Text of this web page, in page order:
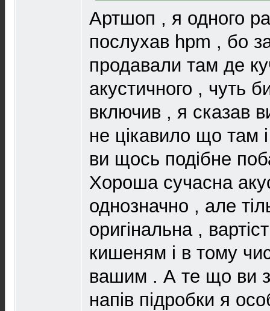
Артшоп , я одного
послухав hpm , бо
продавали там де
акустичного , чуть
включив , я сказав
не цікавило що там
ви щось подібне
Хороша сучасна
однозначно , але
оригінальна ,
кишеням і в тому
вашим . А те що ви
напів підробки я